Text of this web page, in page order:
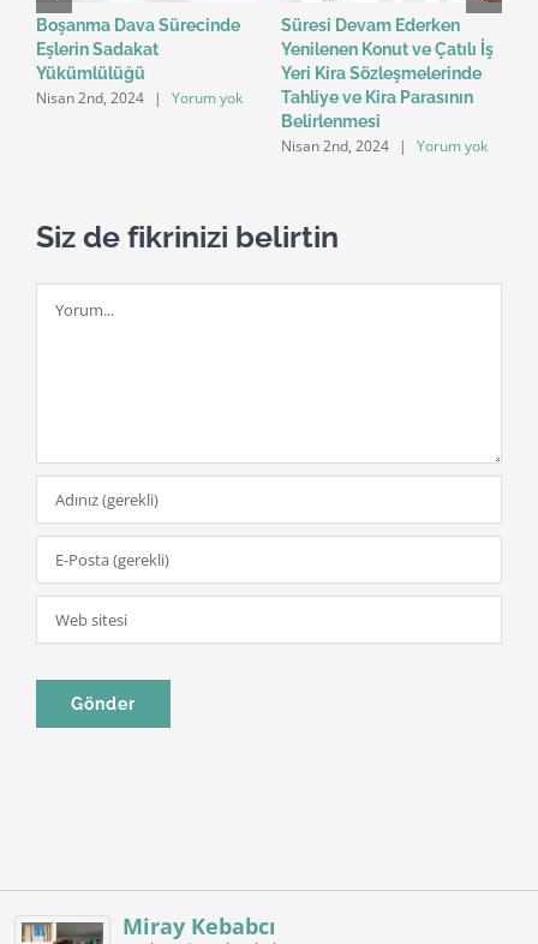
Boşanma Dava Sürecinde
Eşlerin Sadakat
Yükümlülüğü
Nisan 2nd, 2024 | Yorum yok
Süresi Devam Ederken
Yenilenen Konut ve Çatılı İş
Yeri Kira Sözleşmelerinde
Tahliye ve Kira Parasının
Belirlenmesi
Nisan 2nd, 2024 | Yorum yok
Siz de fikrinizi belirtin
Miray Kebabcı